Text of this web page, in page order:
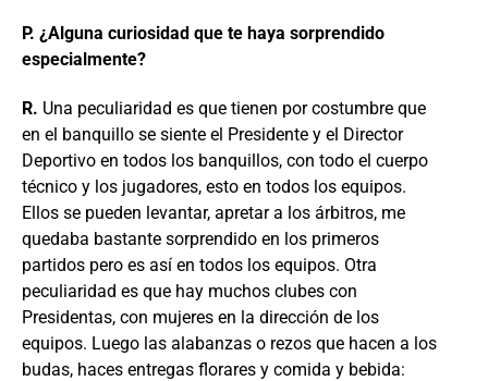
P. ¿Alguna curiosidad que te haya sorprendido
especialmente?
R. Una peculiaridad es que tienen por costumbre que
en el banquillo se siente el Presidente y el Director
Deportivo en todos los banquillos, con todo el cuerpo
técnico y los jugadores, esto en todos los equipos.
Ellos se pueden levantar, apretar a los árbitros, me
quedaba bastante sorprendido en los primeros
partidos pero es así en todos los equipos. Otra
peculiaridad es que hay muchos clubes con
Presidentas, con mujeres en la dirección de los
equipos. Luego las alabanzas o rezos que hacen a los
budas, haces entregas florares y comida y bebida: